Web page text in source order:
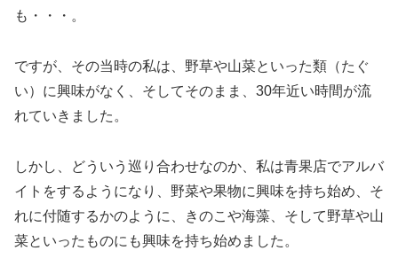
も・・・。
ですが、その当時の私は、野草や山菜といった類（たぐ
い）に興味がなく、そしてそのまま、30年近い時間が流
れていきました。
しかし、どういう巡り合わせなのか、私は青果店でアルバ
イトをするようになり、野菜や果物に興味を持ち始め、そ
れに付随するかのように、きのこや海藻、そして野草や山
菜といったものにも興味を持ち始めました。